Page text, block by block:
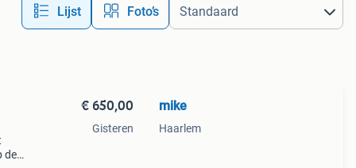
Lijst Foto’s
de
€ 650,00
Gisteren
mike
Haarlem